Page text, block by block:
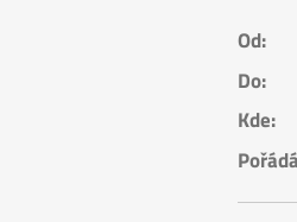
Od:
Do:
Kde: